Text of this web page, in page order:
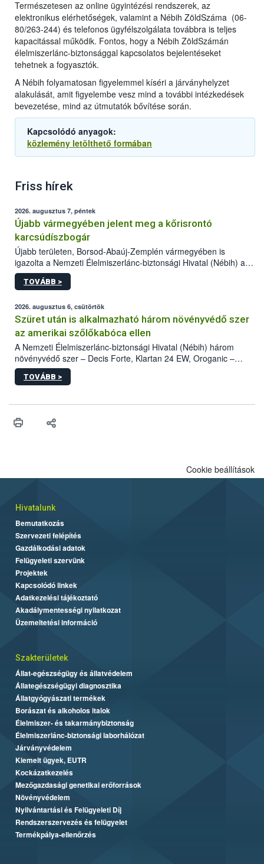
Természetesen az online ügyintézési rendszerek, az
elektronikus elérhetőségek, valamint a Nébih ZöldSzáma (06-
80/263-244) és telefonos ügyfélszolgálata továbbra is teljes
kapacitással működik. Fontos, hogy a Nébih ZöldSzámán
élelmiszerlánc-biztonsággal kapcsolatos bejelentéseket
tehetnek a fogyasztók.
A Nébih folyamatosan figyelemmel kíséri a járványhelyzet
alakulását, amit figyelembe vesz mind a további intézkedések
bevezetése, mind az útmutatók bővítése során.
Kapcsolódó anyagok:
közlemény letölthető formában
Friss hírek
2026. augusztus 7, péntek
Újabb vármegyében jelent meg a kőrisrontó
karcsúdíszbogár
Újabb területen, Borsod-Abaúj-Zemplén vármegyében is
igazolta a Nemzeti Élelmiszerlánc-biztonsági Hivatal (Nébih) a
kőrisrontó karcsúdíszbogár (Agrilus planipennis) jelenlétét. A
kártevőt nem csak színcsapdában találták meg, de már fertőzött
az intenzív felderítést, emellett az intézkedéseket a szlovák
hatósággal is összehangolják a terjedés megállítása érdekében.
TOVÁBB >
2026. augusztus 6, csütörtök
Szüret után is alkalmazható három növényvédő szer
az amerikai szőlőkabóca ellen
A Nemzeti Élelmiszerlánc-biztonsági Hivatal (Nébih) három
növényvédő szer – Decis Forte, Klartan 24 EW, Oroganic –
engedélyokiratát módosította, így azok a szüretet követően,
egészen a vesszőérettség (BBCH 91) stádiumáig
érésű szőlőkben is legyen lehetőség a károsító elleni további
felhasználók számára is elérhető és ökológiai termesztésben is
TOVÁBB >
Cookie beállítások
Hivatalunk
Bemutatkozás
Szervezeti felépítés
Gazdálkodási adatok
Felügyeleti szervünk
Projektek
Kapcsolódó linkek
Adatkezelési tájékoztató
Akadálymentességi nyilatkozat
Üzemeltetési információ
Szakterületek
Állat-egészségügy és állatvédelem
Állategészségügyi diagnosztika
Állatgyógyászati termékek
Borászat és alkoholos italok
Élelmiszer- és takarmánybiztonság
Élelmiszerlánc-biztonsági laborhálózat
Járványvédelem
Kiemelt ügyek, EUTR
Kockázatkezelés
Mezőgazdasági genetikai erőforrások
Növényvédelem
Nyilvántartási és Felügyeleti Díj
Rendszerszervezés és felügyelet
Termékpálya-ellenőrzés